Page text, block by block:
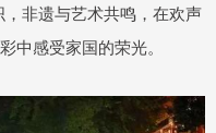
非遗与艺术共鸣，在欢声
中感受家国的荣光。